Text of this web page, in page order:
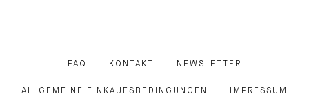
FAQ KONTAKT NEWSLETTER
ALLGEMEINE EINKAUFSBEDINGUNGEN IMPRESSUM